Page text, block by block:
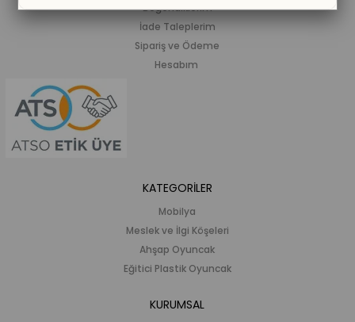
Beğendiklerim
İade Taleplerim
Sipariş ve Ödeme
Hesabım
KATEGORİLER
Mobilya
Meslek ve İlgi Köşeleri
Ahşap Oyuncak
Eğitici Plastik Oyuncak
KURUMSAL